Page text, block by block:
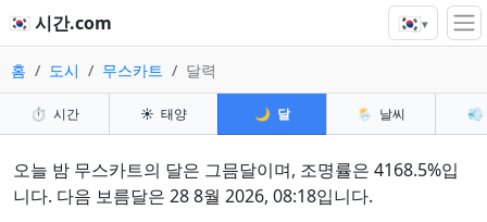
🇰🇷 시간.com 🇰🇷▾
홈 도시 무스카트 달력
⏱️ 시간 ☀️ 태양 🌙 달 🌦️ 날씨 💨
오늘 밤 무스카트의 달은 그믐달이며, 조명률은 4168.5%입
니다. 다음 보름달은 28 8월 2026, 08:18입니다.